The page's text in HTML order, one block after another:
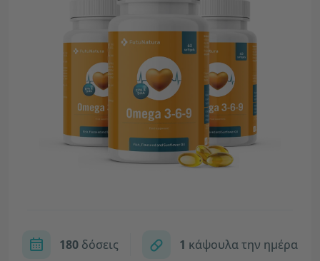
180 δόσεις 1 κάψουλα την ημέρα